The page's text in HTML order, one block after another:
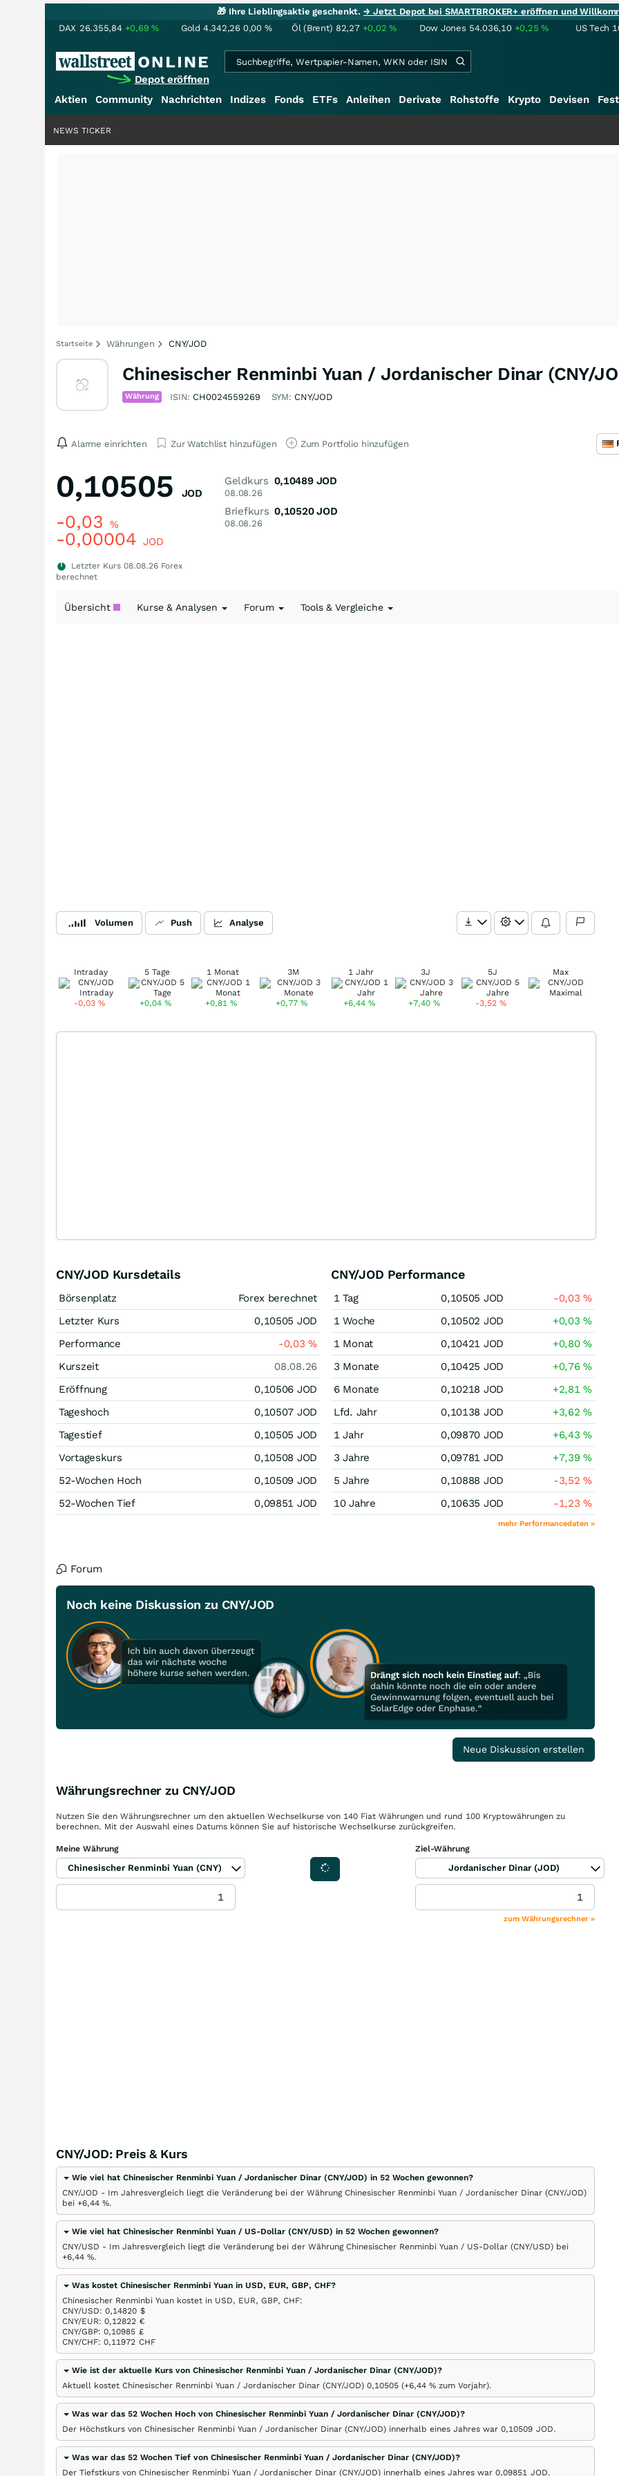
🎁 Ihre Lieblingsaktie geschenkt.→ Jetzt Depot bei SMARTBROKER+ eröffnen und
DAX 26.355,84 +0,69% Gold 4.342,26 0,00 % Öl (Brent) 82,27 +0,02% Dow Jones 54.036,10 +0,25% US Tech
Depot eröffnen
Aktien Community Nachrichten Indizes Fonds ETFs Anleihen Derivate Rohstoffe Krypto Devisen
NEWS TICKER
Startseite Währungen CNY/JOD
Chinesischer Renminbi Yuan / Jordanischer Dinar (CNY/
Währung ISIN: CH0024559269 SYM: CNY/JOD
Alarme einrichten Zur Watchlist hinzufügen Zum Portfolio hinzufügen
0,10505 JOD
-0,03 %
-0,00004 JOD
Letzter Kurs 08.08.26 Forex
berechnet
Geldkurs
08.08.26
0,10489 JOD
Briefkurs
08.08.26
0,10520 JOD
Übersicht Kurse & Analysen Forum Tools & Vergleiche
Volumen Push Analyse
Intraday
-0,03 %
5 Tage
+0,04%
1 Monat
+0,81%
3M
+0,77%
1 Jahr
+6,44%
3J
+7,40%
5J
-3,52%
Max
CNY/JOD Kursdetails
Börsenplatz
Forex berechnet
Letzter Kurs
0,10505 JOD
Performance
-0,03%
Kurszeit
08.08.26
Eröffnung
0,10506 JOD
Tageshoch
0,10507 JOD
Tagestief
0,10505 JOD
Vortageskurs
0,10508 JOD
52-Wochen Hoch
0,10509 JOD
52-Wochen Tief
0,09851 JOD
CNY/JOD Performance
1 Tag 0,10505 JOD -0,03%
1 Woche
0,10502 JOD +0,03%
1 Monat
0,10421 JOD +0,80%
3 Monate
0,10425 JOD +0,76%
6 Monate
0,10218 JOD +2,81%
Lfd. Jahr
0,10138 JOD +3,62%
1 Jahr
0,09870 JOD +6,43%
3 Jahre
0,09781 JOD +7,39%
5 Jahre
0,10888 JOD -3,52%
10 Jahre
0,10635 JOD -1,23%
mehr Performancedaten »
Forum
Noch keine Diskussion zu CNY/JOD
Neue Diskussion erstellen
Währungsrechner zu CNY/JOD
Nutzen Sie den Währungsrechner um den aktuellen Wechselkurse von 140 Fiat Währungen und rund 100 Kryptowährungen zu
berechnen. Mit der Auswahl eines Datums können Sie auf historische Wechselkurse zurückgreifen.
Meine Währung
Chinesischer Renminbi Yuan (CNY)
Ziel-Währung
Jordanischer Dinar (JOD)
zum Währungsrechner »
CNY/JOD: Preis & Kurs
Wie viel hat Chinesischer Renminbi Yuan / Jordanischer Dinar (CNY/JOD) in 52 Wochen gewonnen?
CNY/JOD - Im Jahresvergleich liegt die Veränderung bei der Währung Chinesischer Renminbi Yuan / Jordanischer Dinar (CNY/JOD)
bei +6,44 %.
Wie viel hat Chinesischer Renminbi Yuan / US-Dollar (CNY/USD) in 52 Wochen gewonnen?
CNY/USD - Im Jahresvergleich liegt die Veränderung bei der Währung Chinesischer Renminbi Yuan / US-Dollar (CNY/USD) bei
+6,44 %.
Was kostet Chinesischer Renminbi Yuan in USD, EUR, GBP, CHF?
Chinesischer Renminbi Yuan kostet in USD, EUR, GBP, CHF:
CNY/USD: 0,14820 $
CNY/EUR: 0,12822 €
CNY/GBP: 0,10985 £
CNY/CHF: 0,11972 CHF
Wie ist der aktuelle Kurs von Chinesischer Renminbi Yuan / Jordanischer Dinar (CNY/JOD)?
Aktuell kostet Chinesischer Renminbi Yuan / Jordanischer Dinar (CNY/JOD) 0,10505 (+6,44 % zum Vorjahr).
Was war das 52 Wochen Hoch von Chinesischer Renminbi Yuan / Jordanischer Dinar (CNY/JOD)?
Der Höchstkurs von Chinesischer Renminbi Yuan / Jordanischer Dinar (CNY/JOD) innerhalb eines Jahres war 0,10509 JOD.
Was war das 52 Wochen Tief von Chinesischer Renminbi Yuan / Jordanischer Dinar (CNY/JOD)?
Der Tiefstkurs von Chinesischer Renminbi Yuan / Jordanischer Dinar (CNY/JOD) innerhalb eines Jahres war 0,09851 JOD.